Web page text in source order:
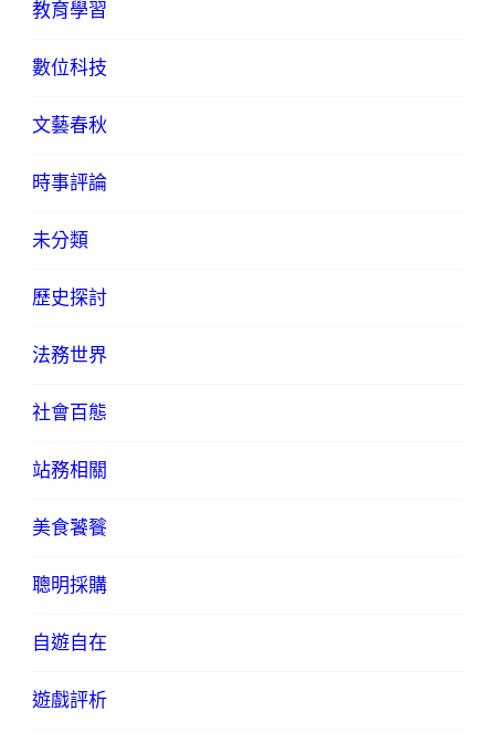
教育學習
數位科技
文藝春秋
時事評論
未分類
歷史探討
法務世界
社會百態
站務相關
美食饕餮
聰明採購
自遊自在
遊戲評析